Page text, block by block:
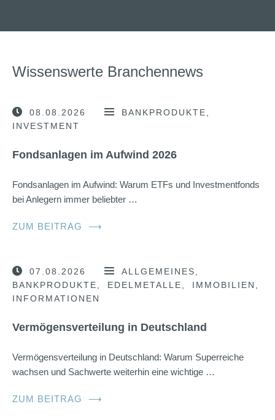
Wissenswerte Branchennews
08.08.2026
BANKPRODUKTE
INVESTMENT
Fondsanlagen im Aufwind 2026
Fondsanlagen im Aufwind: Warum ETFs und Investmentfonds
bei Anlegern immer beliebter …
ZUM BEITRAG ⟶
07.08.2026
ALLGEMEINES
BANKPRODUKTE
EDELMETALLE
IMMOBILIEN
INFORMATIONEN
Vermögensverteilung in Deutschland
Vermögensverteilung in Deutschland: Warum Superreiche
wachsen und Sachwerte weiterhin eine wichtige …
ZUM BEITRAG ⟶